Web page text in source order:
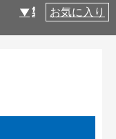
製品仕様
お気に入り